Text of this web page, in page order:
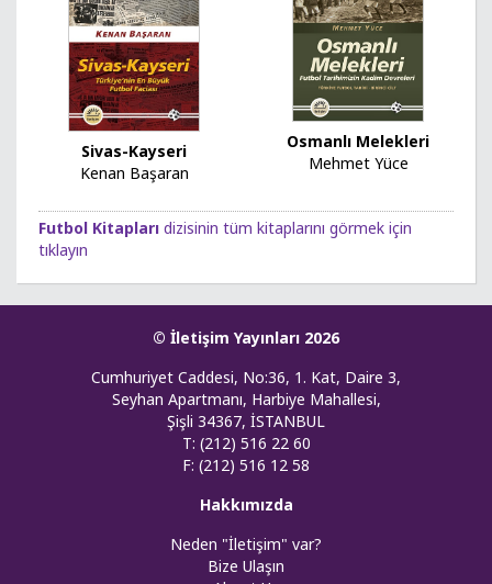
Sivas-Kayseri
Kenan Başaran
Osmanlı Melekleri
Mehmet Yüce
Futbol Kitapları dizisinin tüm kitaplarını görmek için
tıklayın
© İletişim Yayınları 2026
Cumhuriyet Caddesi, No:36, 1. Kat, Daire 3,
Seyhan Apartmanı, Harbiye Mahallesi,
Şişli 34367, İSTANBUL
T: (212) 516 22 60
F: (212) 516 12 58
Hakkımızda
Neden "İletişim" var?
Bize Ulaşın